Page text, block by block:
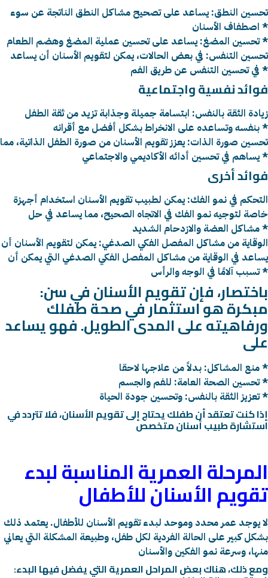
تحسين النطق: يساعد على تصحيح مشاكل النطق الناتجة عن سوء
اصطفاف الأسنان *
تحسين المضغ: يساعد على تحسين عملية المضغ وهضم الطعام *
تحسين التنفس: في بعض الحالات، يمكن لتقويم الأسنان أن يساعد
في تحسين التنفس عن طريق الفم *
فوائد نفسية واجتماعية
زيادة الثقة بالنفس: ابتسامة جميلة وجذابة تزيد من ثقة الطفل
بنفسه وتساعده على الانخراط بشكل أفضل مع أقرانه *
تحسين صورة الذات: يعزز تقويم الأسنان من صورة الطفل الذاتية، مما
يساهم في تحسين أدائه الأكاديمي والاجتماعي *
فوائد أخرى
التحكم في نمو الفك: يمكن لطبيب تقويم الأسنان استخدام أجهزة
خاصة لتوجيه نمو الفك في الاتجاه الصحيح، مما يساعد في حل
مشاكل العضة والازدحام الشديد *
الوقاية من مشاكل المفصل الفكي الصدغي: يمكن لتقويم الأسنان أن
يساعد في الوقاية من مشاكل المفصل الفكي الصدغي التي يمكن أن
تسبب آلامًا في الوجه والرأس *
:باختصار، فإن تقويم الأسنان في سن
مبكرة هو استثمار في صحة طفلك
ورفاهيته على المدى الطويل. فهو يساعد
على
منع المشاكل: بدلاً من علاجها لاحقا *
تحسين الصحة العامة: للفم والجسم *
تعزيز الثقة بالنفس: وتحسين جودة الحياة *
إذا كنت تعتقد أن طفلك يحتاج إلى تقويم الأسنان، فلا تتردد في
استشارة طبيب أسنان متخصص
المرحلة العمرية المناسبة لبدء
تقويم الأسنان للأطفال
لا يوجد عمر محدد وموحد لبدء تقويم الأسنان للأطفال. يعتمد ذلك
بشكل كبير على الحالة الفردية لكل طفل، وطبيعة المشكلة التي يعاني
منها، وسرعة نمو الفكين والأسنان
:ومع ذلك، هناك بعض المراحل العمرية التي يفضل فيها البدء